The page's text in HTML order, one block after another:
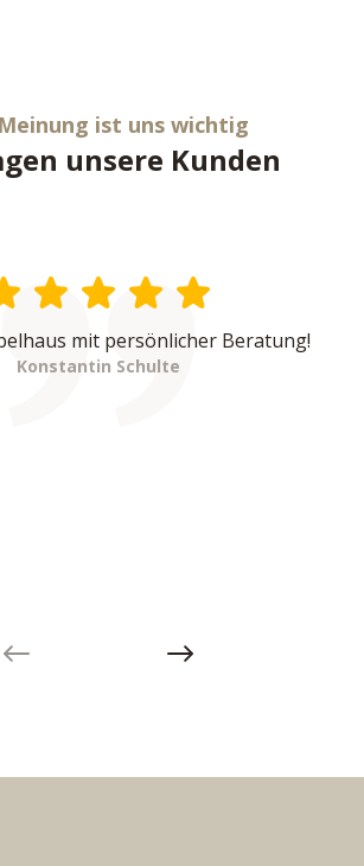
ist uns wichtig
unsere Kunden
mit persönlicher Beratung!
Konstantin Schulte
Next slide